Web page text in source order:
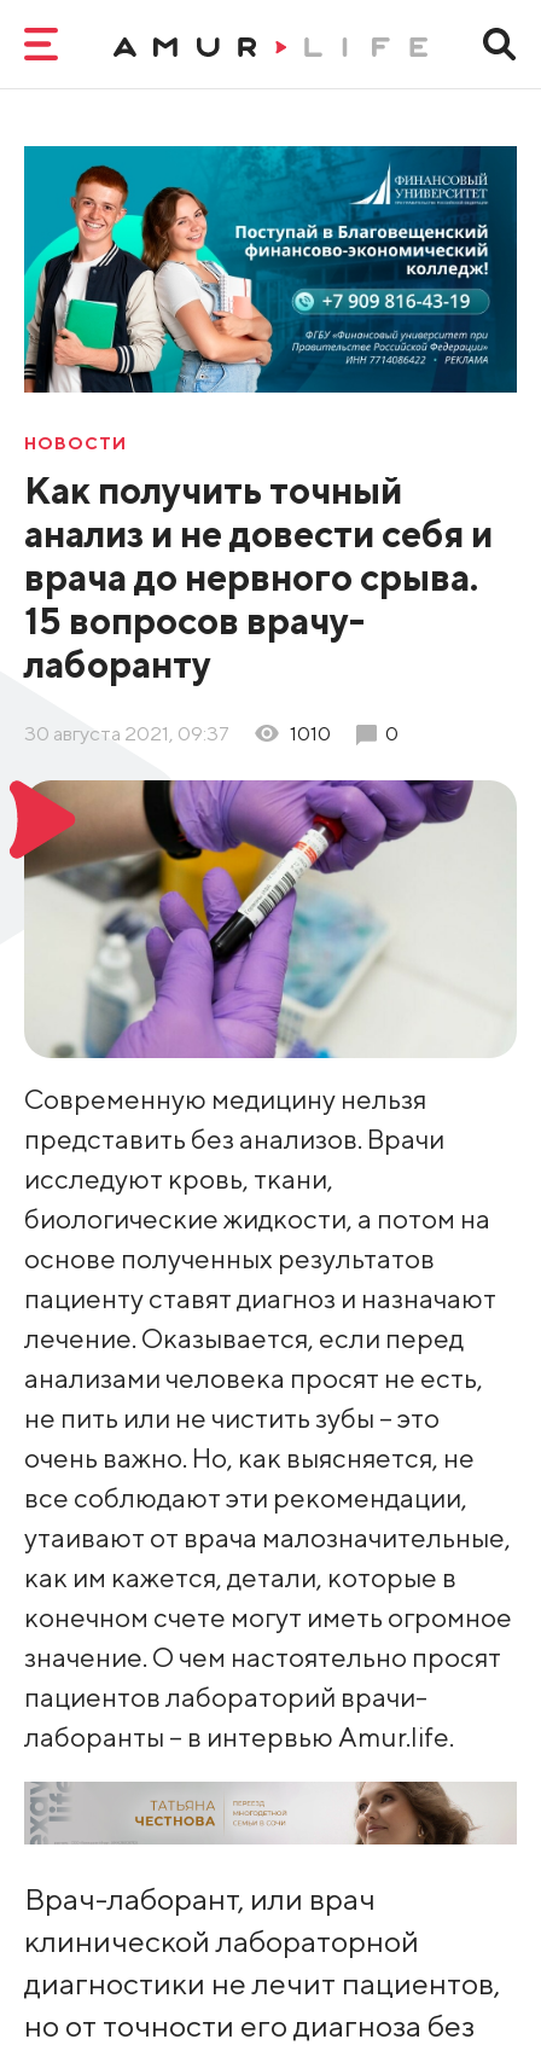
НОВОСТИ
Как получить точный
анализ и не довести себя и
врача до нервного срыва.
15 вопросов врачу-
лаборанту
30 августа 2021, 09:37 1010 0
Современную медицину нельзя
представить без анализов. Врачи
исследуют кровь, ткани,
биологические жидкости, а потом на
основе полученных результатов
пациенту ставят диагноз и назначают
лечение. Оказывается, если перед
анализами человека просят не есть,
не пить или не чистить зубы – это
очень важно. Но, как выясняется, не
все соблюдают эти рекомендации,
утаивают от врача малозначительные,
как им кажется, детали, которые в
конечном счете могут иметь огромное
значение. О чем настоятельно просят
пациентов лабораторий врачи-
лаборанты – в интервью Amur.life.
Врач-лаборант, или врач
клинической лабораторной
диагностики не лечит пациентов,
но от точности его диагноза без